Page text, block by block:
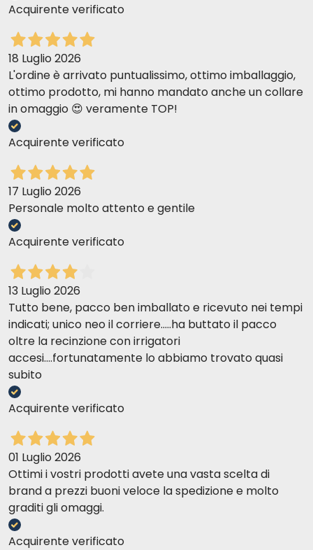
Acquirente verificato
18 Luglio 2026
L'ordine è arrivato puntualissimo, ottimo imballaggio,
ottimo prodotto, mi hanno mandato anche un collare
in omaggio 😍 veramente TOP!
Acquirente verificato
17 Luglio 2026
Personale molto attento e gentile
Acquirente verificato
13 Luglio 2026
Tutto bene, pacco ben imballato e ricevuto nei tempi
indicati; unico neo il corriere.....ha buttato il pacco
oltre la recinzione con irrigatori
accesi....fortunatamente lo abbiamo trovato quasi
subito
Acquirente verificato
01 Luglio 2026
Ottimi i vostri prodotti avete una vasta scelta di
brand a prezzi buoni veloce la spedizione e molto
graditi gli omaggi.
Acquirente verificato